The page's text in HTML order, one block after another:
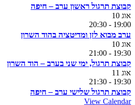
קבוצת תרגול ראשון ערב – חיפה
אוג 10
19:00
-
20:30
ערב מבוא לזן ומדיטציה בהוד השרון
אוג 10
19:30
-
21:00
קבוצת תרגול, ימי שני בערב – הוד השרון
אוג 11
19:30
-
21:30
קבוצת תרגול שלישי ערב – חיפה
View Calendar